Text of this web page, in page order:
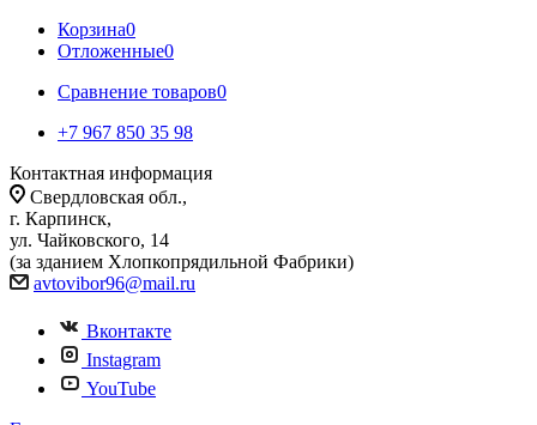
Корзина0
Отложенные0
Сравнение товаров0
+7 967 850 35 98
Контактная информация
Свердловская обл.,
г. Карпинск,
ул. Чайковского, 14
(за зданием Хлопкопрядильной Фабрики)
avtovibor96@mail.ru
Вконтакте
Instagram
YouTube